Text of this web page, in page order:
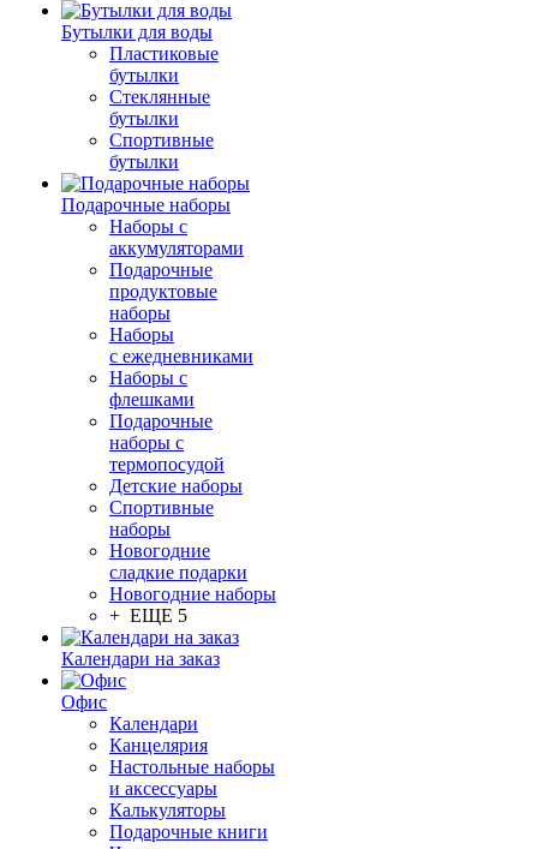
Бутылки для воды
Пластиковые
бутылки
Стеклянные
бутылки
Спортивные
бутылки
Подарочные наборы
Наборы с
аккумуляторами
Подарочные
продуктовые
наборы
Наборы
с ежедневниками
Наборы с
флешками
Подарочные
наборы с
термопосудой
Детские наборы
Спортивные
наборы
Новогодние
сладкие подарки
Новогодние наборы
+ ЕЩЕ 5
Календари на заказ
Офис
Календари
Канцелярия
Настольные наборы
и аксессуары
Калькуляторы
Подарочные книги